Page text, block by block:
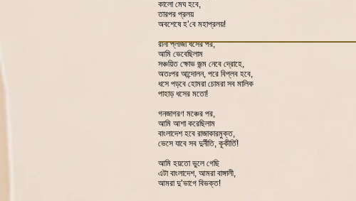
কালো মেঘ হবে,
তারপর প্রলয়
অবশেষে হ’বে মহাপ্রলয়!
রানা প্লাজা ধসের পর,
আমি ভেবেছিলাম
সঞ্চয়িত ক্ষোভ জন্ম নেবে দ্রোহে,
অতঃপর আন্দোলন, পরে বিপ্লব হবে,
ধসে পড়বে হোমরা চোমরা সব মালিক
পাহাড় ধসের মতো!
গনজাগরণ মঞ্চের পর,
আমি আশা করেছিলাম
বাংলাদেশ হবে রাজাকারমুক্ত,
ভেসে যাবে সব দুর্নীতি, কূকীর্তি!
আমি হয়তো ভুলে গেছি
এটা বাংলাদেশ, আমরা বাঙ্গালী,
আমরা দু’ভাগে বিভক্ত!